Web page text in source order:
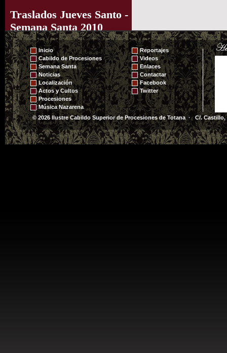
Traslados Jueves Santo -
Semana Santa 2010
Inicio
Cabildo de Procesiones
Semana Santa
Noticias
Localización
Actos y Cultos
Procesiones
Música Nazarena
Reportajes
Videos
Enlaces
Contactar
Facebook
Twitter
© 2026 Ilustre Cabildo Superior de Procesiones de Totana · C/. Castillo,